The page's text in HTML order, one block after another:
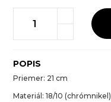
POPIS
Priemer: 21 cm
Materiál: 18/10 (chrómnikel)